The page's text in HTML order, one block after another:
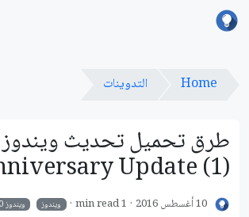
Home التدوينات
Update (1)
10 أغسطس 2016 1 min read ويندوز ويندوز 10